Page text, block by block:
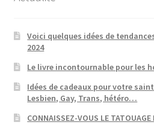
Voici quelques idées de
2024
Le livre incontournable pour les
Idées de cadeaux pour votre
Lesbien, Gay, Trans, hétéro…
CONNAISSEZ-VOUS LE TATOUAGE